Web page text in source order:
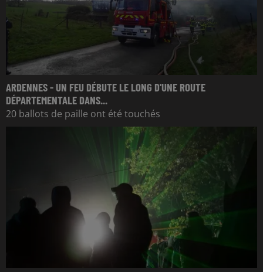
ARDENNES - UN FEU DÉBUTE LE LONG D'UNE ROUTE
DÉPARTEMENTALE DANS...
20 ballots de paille ont été touchés